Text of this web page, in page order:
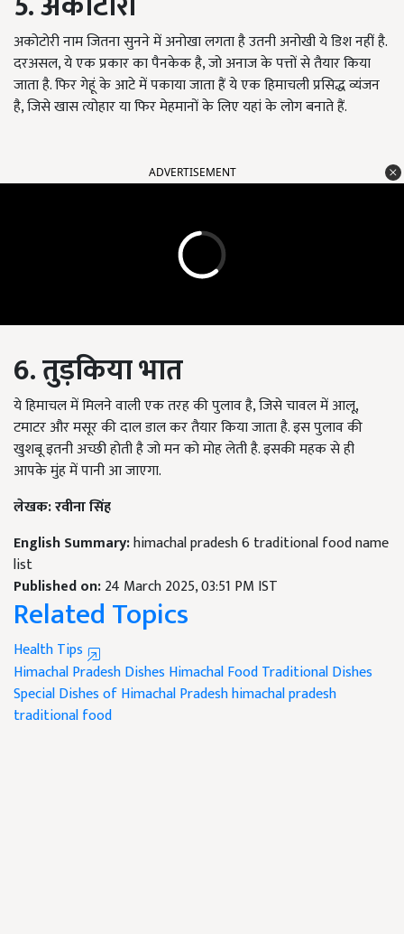
अकोटोरी नाम जितना सुनने में अनोखा लगता है उतनी अनोखी ये डिश नहीं है.
दरअसल, ये एक प्रकार का पैनकेक है, जो अनाज के पत्तों से तैयार किया
जाता है. फिर गेहूं के आटे में पकाया जाता हैं ये एक हिमाचली प्रसिद्ध व्यंजन
है, जिसे खास त्योहार या फिर मेहमानों के लिए यहां के लोग बनाते हैं.
ADVERTISEMENT
6. तुड़किया भात
ये हिमाचल में मिलने वाली एक तरह की पुलाव है, जिसे चावल में आलू,
टमाटर और मसूर की दाल डाल कर तैयार किया जाता है. इस पुलाव की
खुशबू इतनी अच्छी होती है जो मन को मोह लेती है. इसकी महक से ही
आपके मुंह में पानी आ जाएगा.
लेखक: रवीना सिंह
English Summary:himachal pradesh 6 traditional food name
list
Published on:24 March 2025, 03:51 PM IST
Related Topics
Health Tips
Himachal Pradesh Dishes Himachal FoodTraditional Dishes
Special Dishes of Himachal Pradeshhimachal pradesh
traditional food